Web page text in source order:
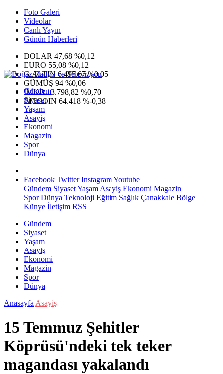
Foto Galeri
Videolar
Canlı Yayın
Günün Haberleri
DOLAR 47,68 %0,12
EURO 55,08 %0,12
G.ALTIN6.495,67 %0,05
GÜMÜŞ 94 %0,06
IMKB13.798,82 %0,70
BITCOIN 64.418 %-0,38
Gündem
Siyaset
Yaşam
Asayiş
Ekonomi
Magazin
Spor
Dünya
Facebook Twitter InstagramYoutube
Gündem SiyasetYaşam Asayiş Ekonomi Magazin
SporDünya Teknoloji Eğitim Sağlık Çanakkale Bölge
Künye İletişim RSS
Gündem
Siyaset
Yaşam
Asayiş
Ekonomi
Magazin
Spor
Dünya
Anasayfa Asayiş
15 Temmuz Şehitler
Köprüsü'ndeki tek teker
magandası yakalandı